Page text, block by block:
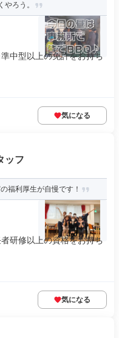
ろう。
中型以上の免許をお持ち
気になる
ッフ
福利厚生が自慢です！
研修以上の資格をお持ち
気になる